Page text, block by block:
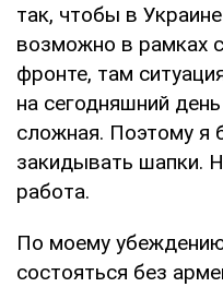
так, чтобы в
возможно в рамках
фронте, там
на сегодняшний
сложная. Поэтому я
закидывать шапки.
работа.
По моему
состояться без